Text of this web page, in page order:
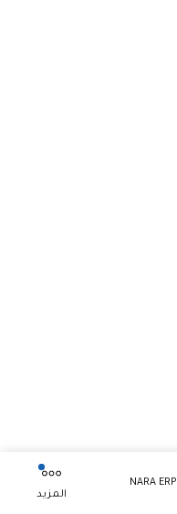
NARA ERP
المزيد